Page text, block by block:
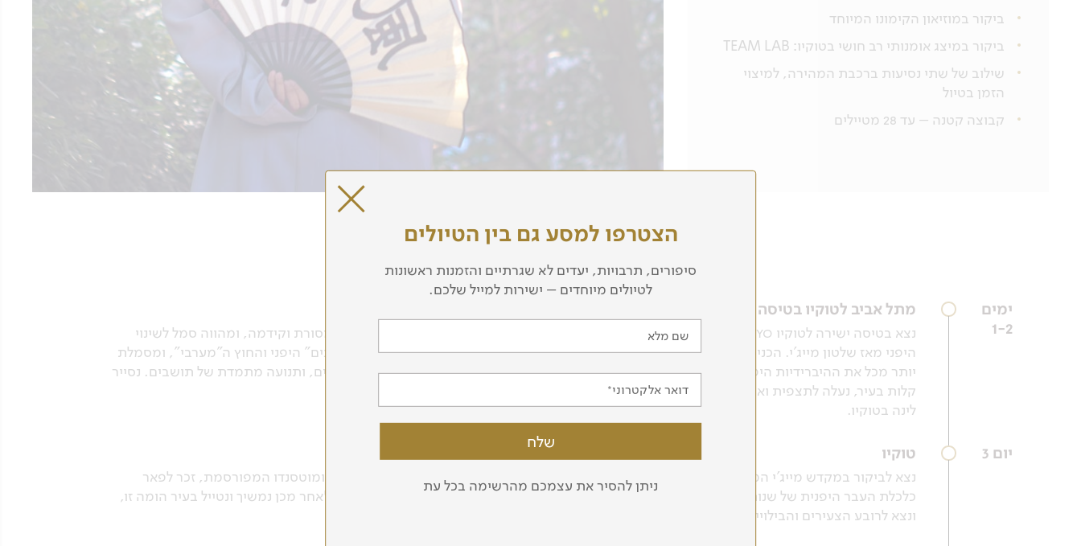
ביקור במוזיאון הקימונו המיוחד
ביקור במיצג אומנותי רב חושי בטוקיו: TEAM LAB
שילוב של שתי נסיעות ברכבת המהירה, למיצוי
הזמן בטיול
קבוצה קטנה – עד 28 מטיילים
מסלול הטיול
ימים
1-2
מתל אביב לטוקיו בטיסה ישירה של אל על
נצא בטיסה ישירה לטוקיו Tokyo, בירת יפן משנת 1868. נחיתה למחרת בשעות הצהריים. טוקיו משלבת מסורת וקידמה, ומהווה סמל לשינוי
היפני מאז שלטון מייג'י. הכניסה המרשימה לטוקיו מדגישה את האנרגיה הכלכלית של יפן, את תפיסת ה"פנים" היפני והחוץ ה"מערבי", ומסמלת
יותר מכל את ההיברידיות היפנית עם גורדי שחקים לצד רבעים ישנים, פארקים ומקדשים לצד כבישים סואנים, ותנועה מתמדת של תושבים. נסייר
קלות בעיר, נעלה לתצפית ואח"כ ניסע לבית המלון במרכז העיר.
לינה בטוקיו.
יום 3 טוקיו
נצא לביקור במקדש מייג'י המפורסם, שנחרב במלחמת העולם והפך לסמל לשינטו הלאומי. נסייר בשדרת אומוטסנדו המפורסמת, זכר לפאר
כלכלת העבר היפנית של שנות ה-80, המשלבת אדריכלות ומותגים. נבקר בשוק הדגים החיצוני של טוקיו ולאחר מכן נמשיך ונטייל בעיר הומה זו,
ונצא לרובע הצעירים והבילויים שיבויה.
הצטרפו למסע גם בין הטיולים
סיפורים, תרבויות, יעדים לא שגרתיים והזמנות ראשונות
לטיולים מיוחדים – ישירות למייל שלכם.
שם מלא
דואר אלקטרוני
ניתן להסיר את עצמכם מהרשימה בכל עת